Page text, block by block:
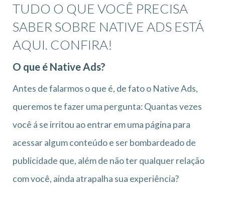
TUDO O QUE VOCÊ PRECISA
SABER SOBRE NATIVE ADS ESTÁ
AQUI. CONFIRA!
O que é Native Ads?
Antes de falarmos o que é, de fato o Native Ads,
queremos te fazer uma pergunta: Quantas vezes
você á se irritou ao entrar em uma página para
acessar algum conteúdo e ser bombardeado de
publicidade que, além de não ter qualquer relação
com você, ainda atrapalha sua experiência?